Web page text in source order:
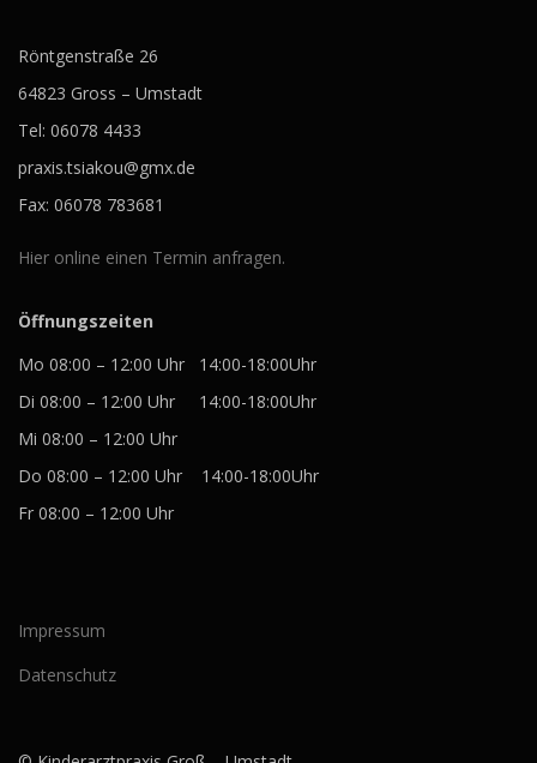
Röntgenstraße 26
64823 Gross – Umstadt
Tel: 06078 4433
praxis.tsiakou@gmx.de
Fax: 06078 783681
Hier online einen Termin anfragen.
Öffnungszeiten
Mo 08:00 – 12:00 Uhr 14:00-18:00Uhr
Di 08:00 – 12:00 Uhr 14:00-18:00Uhr
Mi 08:00 – 12:00 Uhr
Do 08:00 – 12:00 Uhr 14:00-18:00Uhr
Fr 08:00 – 12:00 Uhr
Impressum
Datenschutz